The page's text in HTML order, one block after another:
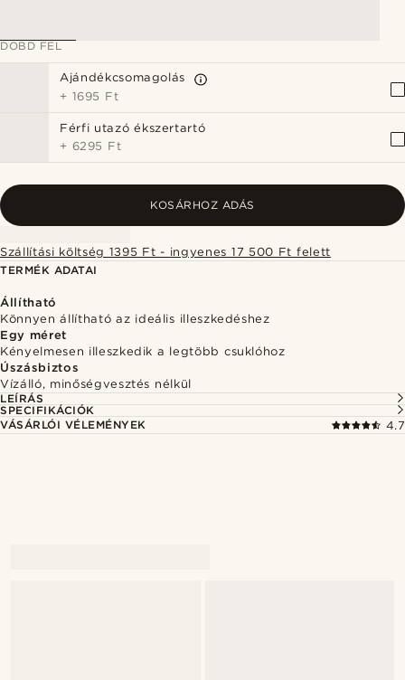
DOBD FEL
Ajándékcsomagolás
+ 1695 Ft
Férfi utazó ékszertartó
+ 6295 Ft
KOSÁRHOZ ADÁS
Szállítási költség 1395 Ft - ingyenes 17 500 Ft felett
TERMÉK ADATAI
Állítható
Könnyen állítható az ideális illeszkedéshez
Egy méret
Kényelmesen illeszkedik a legtöbb csuklóhoz
Úszásbiztos
Vízálló, minőségvesztés nélkül
LEÍRÁS
SPECIFIKÁCIÓK
VÁSÁRLÓI VÉLEMÉNYEK
4.7